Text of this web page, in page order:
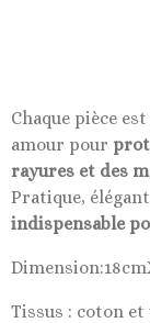
Chaque pièce
amour pour
rayures et des
Pratique,
indispensable
Tissus : coton